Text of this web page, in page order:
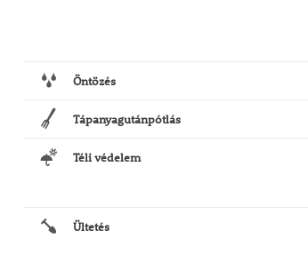
Öntözés
Tápanyagutánpótlás
Téli védelem
Ültetés